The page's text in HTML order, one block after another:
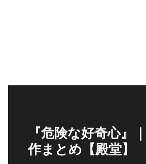
『危険な好奇心』
作まとめ【殿堂】